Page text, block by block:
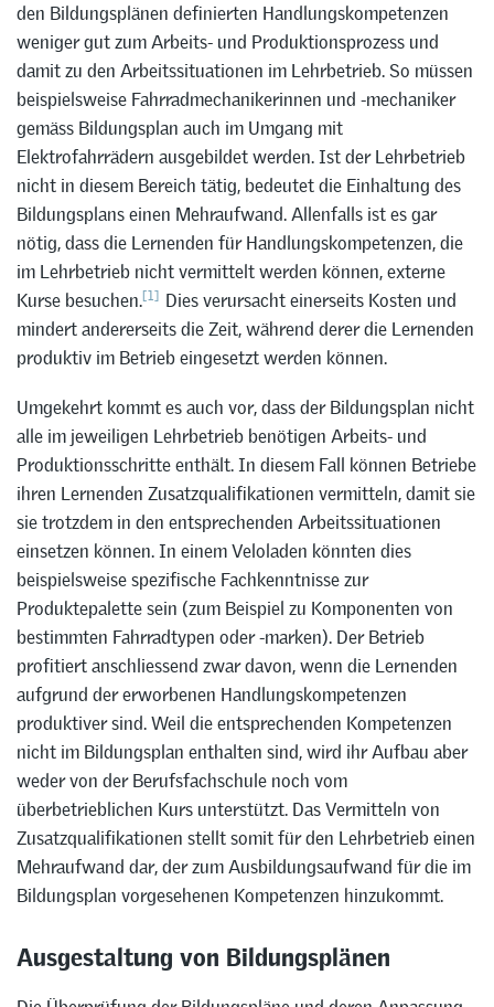
den Bildungsplänen definierten Handlungskompetenzen
weniger gut zum Arbeits- und Produktionsprozess und
damit zu den Arbeitssituationen im Lehrbetrieb. So müssen
beispielsweise Fahrradmechanikerinnen und -mechaniker
gemäss Bildungsplan auch im Umgang mit
Elektrofahrrädern ausgebildet werden. Ist der Lehrbetrieb
nicht in diesem Bereich tätig, bedeutet die Einhaltung des
Bildungsplans einen Mehraufwand. Allenfalls ist es gar
nötig, dass die Lernenden für Handlungskompetenzen, die
im Lehrbetrieb nicht vermittelt werden können, externe
Kurse besuchen.[1] Dies verursacht einerseits Kosten und
mindert andererseits die Zeit, während derer die Lernenden
produktiv im Betrieb eingesetzt werden können.
Umgekehrt kommt es auch vor, dass der Bildungsplan nicht
alle im jeweiligen Lehrbetrieb benötigen Arbeits- und
Produktionsschritte enthält. In diesem Fall können Betriebe
ihren Lernenden Zusatzqualifikationen vermitteln, damit sie
sie trotzdem in den entsprechenden Arbeitssituationen
einsetzen können. In einem Veloladen könnten dies
beispielsweise spezifische Fachkenntnisse zur
Produktepalette sein (zum Beispiel zu Komponenten von
bestimmten Fahrradtypen oder -marken). Der Betrieb
profitiert anschliessend zwar davon, wenn die Lernenden
aufgrund der erworbenen Handlungskompetenzen
produktiver sind. Weil die entsprechenden Kompetenzen
nicht im Bildungsplan enthalten sind, wird ihr Aufbau aber
weder von der Berufsfachschule noch vom
überbetrieblichen Kurs unterstützt. Das Vermitteln von
Zusatzqualifikationen stellt somit für den Lehrbetrieb einen
Mehraufwand dar, der zum Ausbildungsaufwand für die im
Bildungsplan vorgesehenen Kompetenzen hinzukommt.
Ausgestaltung von Bildungsplänen